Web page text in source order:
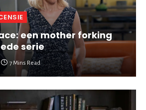
een mother forking
serie
7 Mins Read